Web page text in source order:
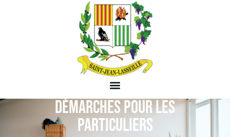
DÉMARCHES POUR LES
PARTICULIERS